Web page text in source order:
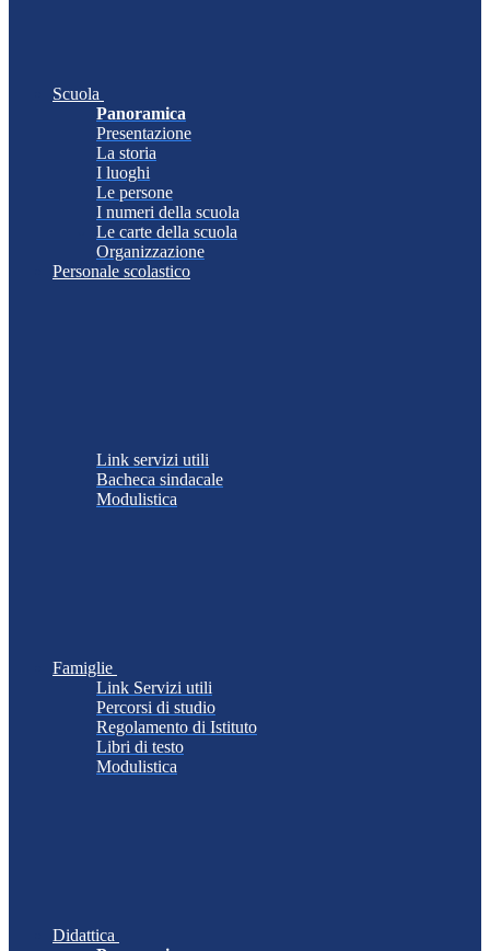
Scuola
Panoramica
Presentazione
La storia
I luoghi
Le persone
I numeri della scuola
Le carte della scuola
Organizzazione
Personale scolastico
Link servizi utili
Bacheca sindacale
Modulistica
Famiglie
Link Servizi utili
Percorsi di studio
Regolamento di Istituto
Libri di testo
Modulistica
Didattica